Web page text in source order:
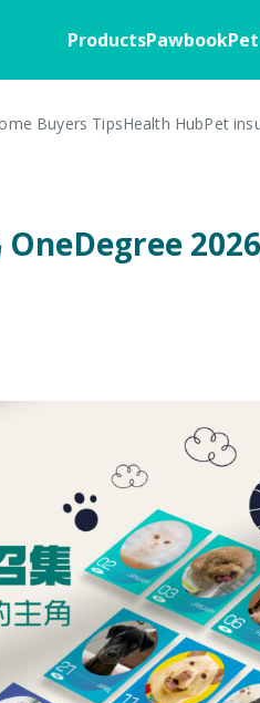
Products
Home Appliances
Pawbook
Download
Buyers TipsHealth HubPet
2026